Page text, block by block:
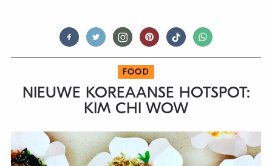
FOOD
NIEUWE KOREAANSE HOTSPOT:
KIM CHI WOW